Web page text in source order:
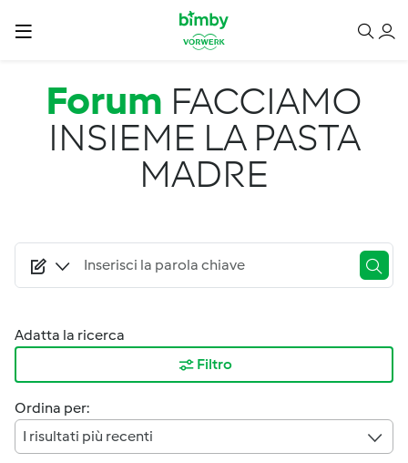
Salta al contenuto principale
Forum FACCIAMO
INSIEME LA PASTA
MADRE
Adatta la ricerca
Filtro
Ordina per:
I risultati più recenti